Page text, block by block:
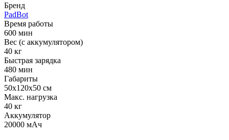
Бренд
PadBot
Время работы
600 мин
Вес (с аккумулятором)
40 кг
Быстрая зарядка
480 мин
Габариты
50x120x50 см
Макс. нагрузка
40 кг
Аккумулятор
20000 мАч